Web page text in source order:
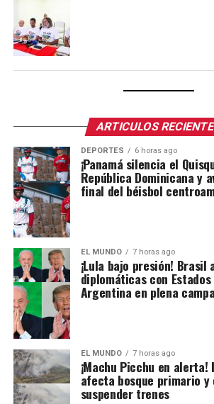
ARTICULOS
DEPORTES 6 horas ago
¡Panamá silencia el
República Dominicana y
final del béisbol
EL MUNDO 7 horas ago
¡Lula bajo presión! Brasil
diplomáticas con Estados
Argentina en plena
EL MUNDO 7 horas ago
¡Machu Picchu en
afecta bosque primario y
suspender trenes